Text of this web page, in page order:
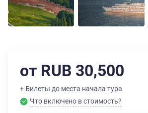
от RUB 30,500
+ Билеты до места начала тура
Что включено в стоимость?